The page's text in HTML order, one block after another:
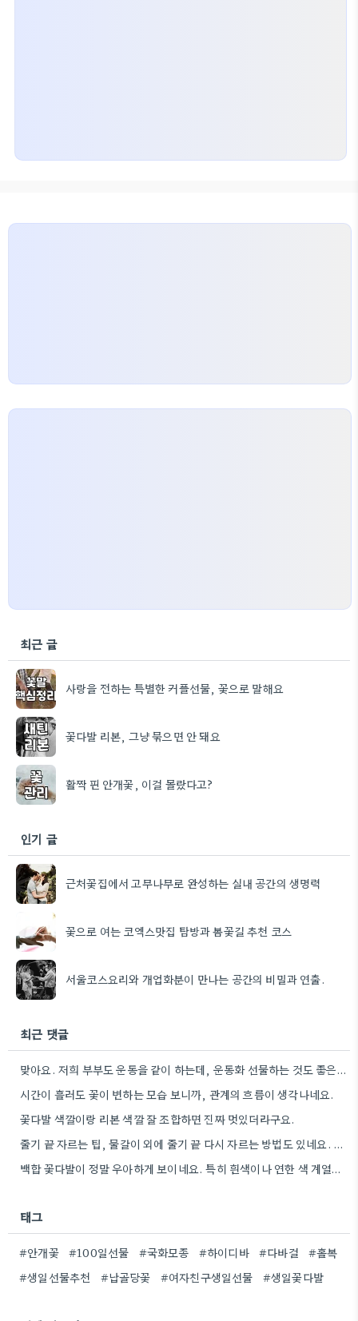
최근 글
사랑을 전하는 특별한 커플선물, 꽃으로 말해요
꽃다발 리본, 그냥 묶으면 안 돼요
활짝 핀 안개꽃, 이걸 몰랐다고?
인기 글
근처꽃집에서 고무나무로 완성하는 실내 공간의 생명력
꽃으로 여는 코엑스맛집 탐방과 봄꽃길 추천 코스
서울코스요리와 개업화분이 만나는 공간의 비밀과 연출.
최근 댓글
맞아요. 저희 부부도 운동을 같이 하는데, 운동화 선물하는 것도 좋은 생각이었네요. 꽃과 함께라면 더 센스…
시간이 흘러도 꽃이 변하는 모습 보니까, 관계의 흐름이 생각나네요.
꽃다발 색깔이랑 리본 색깔 잘 조합하면 진짜 멋있더라구요.
줄기 끝 자르는 팁, 물갈이 외에 줄기 끝 다시 자르는 방법도 있네요. 그거 완전 꿀팁인…
백합 꽃다발이 정말 우아하게 보이네요. 특히 흰색이나 연한 색 계열이 안전한 선택인 것 같아요.
태그
#안개꽃 #100일선물 #국화모종 #하이디바 #다바걸
#홀복
#생일선물추천
#납골당꽃 #여자친구생일선물 #생일꽃다발